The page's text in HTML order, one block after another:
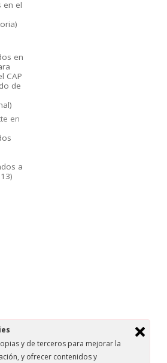
en el
en
CAP
de
en
a
y de terceros para mejorar la
y ofrecer contenidos y